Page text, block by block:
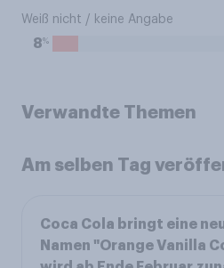
Weiß nicht / keine Angabe
8%
Verwandte Themen
Am selben Tag
Coca Cola bringt eine
Namen "Orange Vanilla